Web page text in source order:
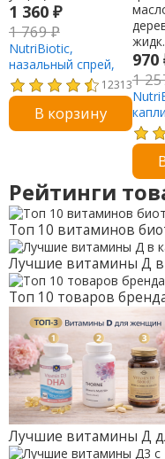
1 360 ₽
1 769₽
NutriBiotic,
назальный спрей,
29,5 мл (1 жидк.
унция)
12313
В корзину
970
1
Рейтинги
Топ 10 витаминов
Лучшие витамины Д в
Топ 10 товаров
Лучшие витамины Д